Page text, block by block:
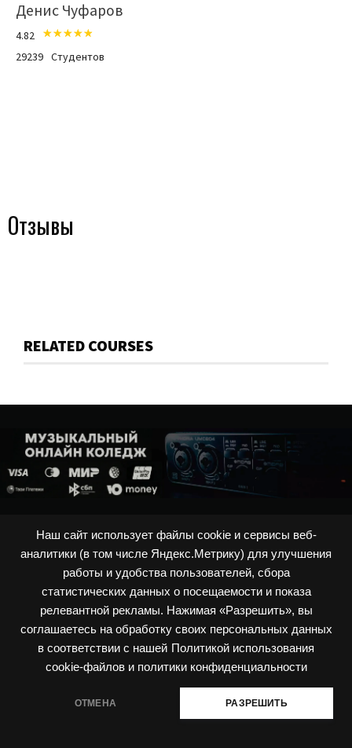
Наш сайт использует файлы cookie и сервисы веб-
аналитики (в том числе Яндекс.Метрику) для улучшения
работы и удобства пользователей, сбора
статистических данных о посещаемости и показа
релевантной рекламы. Нажимая «Разрешить», вы
соглашаетесь на обработку своих персональных данных
в соответствии с нашей Политикой использования
cookie-файлов и политики конфиденциальности
ОТМЕНА РАЗРЕШИТЬ
Денис Чуфаров
4.82
29239 Студентов
Отзывы
RELATED COURSES
ОФЕРТА ПОЛИТИКА ПРИВАТНОСТИ| ПОЛИТИКА ИСПОЛЬЗОВАНИЯ
COOKIES
СОГЛАСИЕ НА СБОР И ОБРАБОТКУ ПЕРСОНАЛЬНЫХ ДАННЫХ
ВОЙТИ
ОБ АВТОРЕ